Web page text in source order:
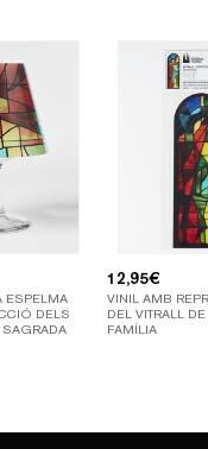
ESPELMA
DELS
SAGRADA
12,95€
VINIL AMB
DEL VITRALL
FAMÍLIA